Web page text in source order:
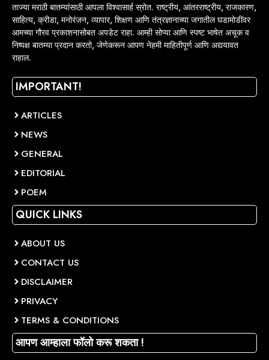
ताज्या मराठी बातम्यांसाठी आपला विश्वासार्ह स्रोत. राष्ट्रीय, आंतरराष्ट्रीय, राजकारण,
साहित्य, क्रीडा, मनोरंजन, व्यापार, शिक्षण आणि तंत्रज्ञानाच्या जगातील घडामोडींवर
आमच्या गौरव प्रकाशनासोबत अपडेट राहा. आम्ही सोप्या आणि स्पष्ट भाषेत अचूक व
निष्पक्ष बातम्या प्रदान करतो, जेणेकरून आपण नेहमी माहितीपूर्ण आणि अद्ययावत
राहाल.
IMPORTANT!
ARTICLES
NEWS
GENERAL
EDITORIAL
POEM
QUICK LINKS
ABOUT US
CONTACT US
DISCLAIMER
PRIVACY
TERMS & CONDITIONS
आपण आम्हाला फॉलो करू शकता !